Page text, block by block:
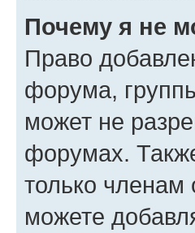
Почему я не
Право
форума,
может не
форумах.
только членам
можете